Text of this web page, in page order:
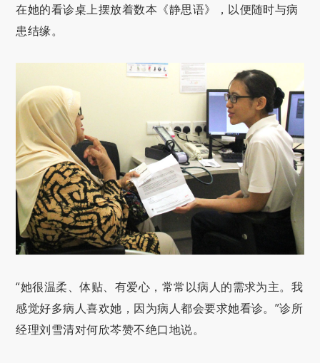
在她的看诊桌上摆放着数本《静思语》，以便随时与病
患结缘。
“她很温柔、体贴、有爱心，常常以病人的需求为主。我
感觉好多病人喜欢她，因为病人都会要求她看诊。”诊所
经理刘雪清对何欣芩赞不绝口地说。